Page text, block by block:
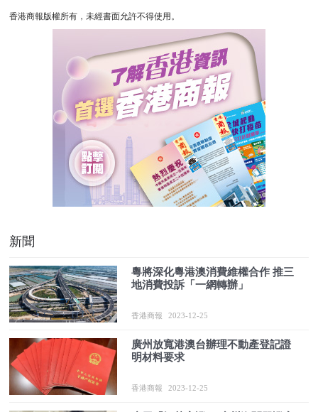
香港商報版權所有，未經書面允許不得使用。
新聞
粵將深化粵港澳消費維權合作 推三
地消費投訴「一網轉辦」
香港商報 2023-12-25
廣州放寬港澳台辦理不動產登記證
明材料要求
香港商報 2023-12-25